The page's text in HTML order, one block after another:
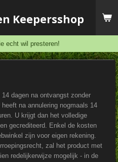
Keepersshop
echt wil presteren!
dagen na ontvangst zonder
na annulering nogmaals 14
U krijgt dan het volledige
gecrediteerd. Enkel de kosten
zijn voor eigen rekening.
zal het product met
redelijkerwijze mogelijk - in de